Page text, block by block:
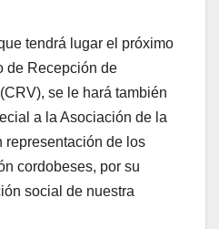
tendrá lugar el próximo
de Recepción de
se le hará también
a la Asociación de la
representación de los
cordobeses, por su
social de nuestra